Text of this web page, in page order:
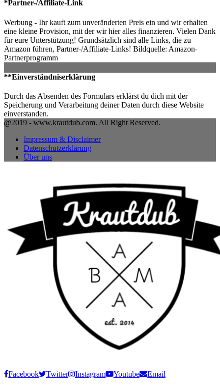
*Partner-/Affiliate-Link
Werbung - Ihr kauft zum unveränderten Preis ein und wir erhalten
eine kleine Provision, mit der wir hier alles finanzieren. Vielen Dank
für eure Unterstützung! Grundsätzlich sind alle Links, die zu
Amazon führen, Partner-/Affiliate-Links! Bildquelle: Amazon-
Partnerprogramm
**Einverständniserklärung
Durch das Absenden des Formulars erklärst du dich mit der
Speicherung und Verarbeitung deiner Daten durch diese Website
einverstanden.
@2019 - www.krautdub.com. All Right Reserved.
Impressum & Disclaimer
Datenschutzerklärung
Über uns
Facebook Twitter Instagram Youtube
Email